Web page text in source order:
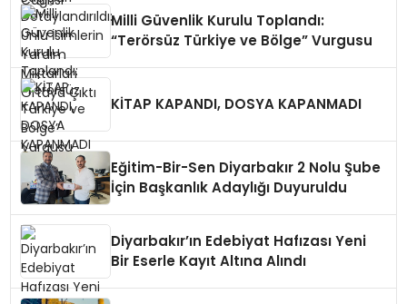
Milli Güvenlik Kurulu Toplandı:
“Terörsüz Türkiye ve Bölge” Vurgusu
KİTAP KAPANDI, DOSYA KAPANMADI
Eğitim-Bir-Sen Diyarbakır 2 Nolu Şube
İçin Başkanlık Adaylığı Duyuruldu
Diyarbakır’ın Edebiyat Hafızası Yeni
Bir Eserle Kayıt Altına Alındı